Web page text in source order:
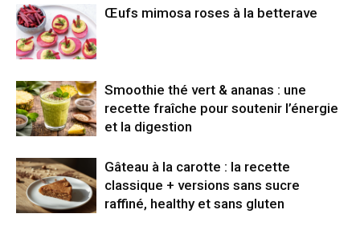
Œufs mimosa roses à la betterave
Smoothie thé vert & ananas : une
recette fraîche pour soutenir l’énergie
et la digestion
Gâteau à la carotte : la recette
classique + versions sans sucre
raffiné, healthy et sans gluten